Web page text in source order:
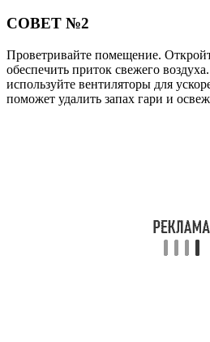
СОВЕТ №2
Проветривайте помещение.
обеспечить приток свежего
используйте вентиляторы для
поможет удалить запах гари и